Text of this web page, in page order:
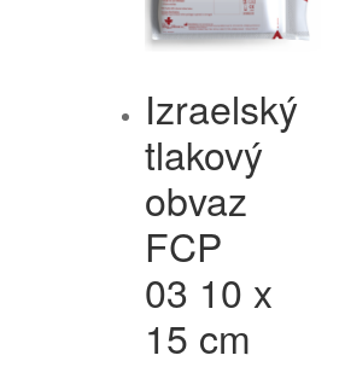
Izraelský
tlakový
obvaz
FCP
03 10 x
15 cm